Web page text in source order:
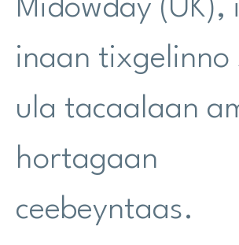
Midowday (UK),
inaan tixgelinno
ula tacaalaan
hortagaan
ceebeyntaas.